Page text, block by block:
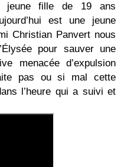
jeune fille de 19 ans
est une jeune
Christian Panvert nous
pour sauver une
menacée d’expulsion
pas ou si mal cette
l’heure qui a suivi et